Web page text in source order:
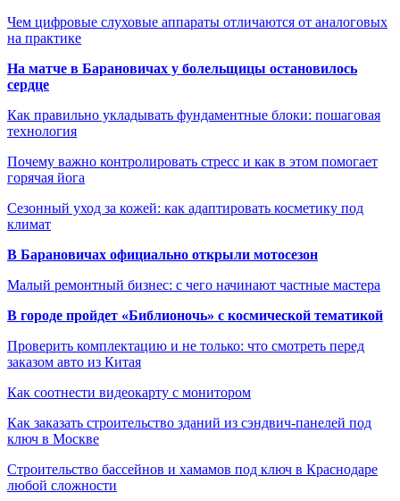
Чем цифровые слуховые аппараты отличаются от аналоговых
на практике
На матче в Барановичах у болельщицы остановилось
сердце
Как правильно укладывать фундаментные блоки: пошаговая
технология
Почему важно контролировать стресс и как в этом помогает
горячая йога
Сезонный уход за кожей: как адаптировать косметику под
климат
В Барановичах официально открыли мотосезон
Малый ремонтный бизнес: с чего начинают частные мастера
В городе пройдет «Библионочь» с космической тематикой
Проверить комплектацию и не только: что смотреть перед
заказом авто из Китая
Как соотнести видеокарту с монитором
Как заказать строительство зданий из сэндвич-панелей под
ключ в Москве
Строительство бассейнов и хамамов под ключ в Краснодаре
любой сложности